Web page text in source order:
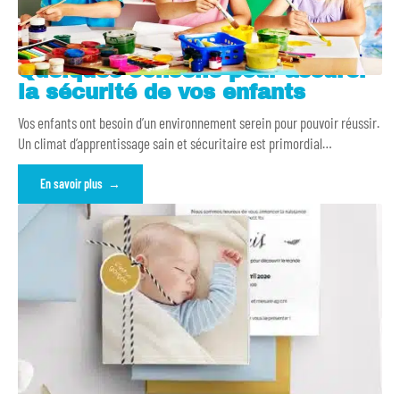
Quelques conseils pour assurer
la sécurité de vos enfants
Vos enfants ont besoin d’un environnement serein pour pouvoir réussir.
Un climat d’apprentissage sain et sécuritaire est primordial…
En savoir plus